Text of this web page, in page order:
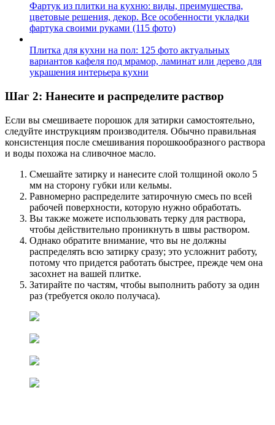
Фартук из плитки на кухню: виды, преимущества,
цветовые решения, декор. Все особенности укладки
фартука своими руками (115 фото)
Плитка для кухни на пол: 125 фото актуальных
вариантов кафеля под мрамор, ламинат или дерево для
украшения интерьера кухни
Шаг 2: Нанесите и распределите раствор
Если вы смешиваете порошок для затирки самостоятельно,
следуйте инструкциям производителя. Обычно правильная
консистенция после смешивания порошкообразного раствора
и воды похожа на сливочное масло.
Смешайте затирку и нанесите слой толщиной около 5
мм на сторону губки или кельмы.
Равномерно распределите затирочную смесь по всей
рабочей поверхности, которую нужно обработать.
Вы также можете использовать терку для раствора,
чтобы действительно проникнуть в швы раствором.
Однако обратите внимание, что вы не должны
распределять всю затирку сразу; это усложнит работу,
потому что придется работать быстрее, прежде чем она
засохнет на вашей плитке.
Затирайте по частям, чтобы выполнить работу за один
раз (требуется около получаса).